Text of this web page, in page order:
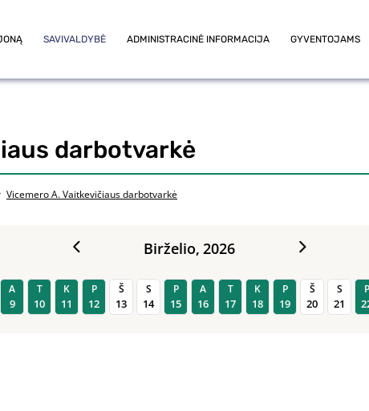
SAVIVALDYBĖ ADMINISTRACINĖ INFORMACIJA GYVENTOJAMS
darbotvarkė
Vicemero A. Vaitkevičiaus darbotvarkė
Birželio, 2026
A
9
T
10
K
11
P
12
Š
13
S
14
P
15
A
16
T
17
K
18
P
19
Š
20
S
21
P